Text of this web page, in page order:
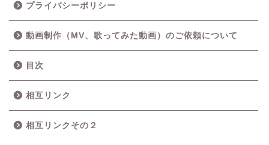
プライバシーポリシー
動画制作（MV、歌ってみた動画）のご依頼について
目次
相互リンク
相互リンクその２